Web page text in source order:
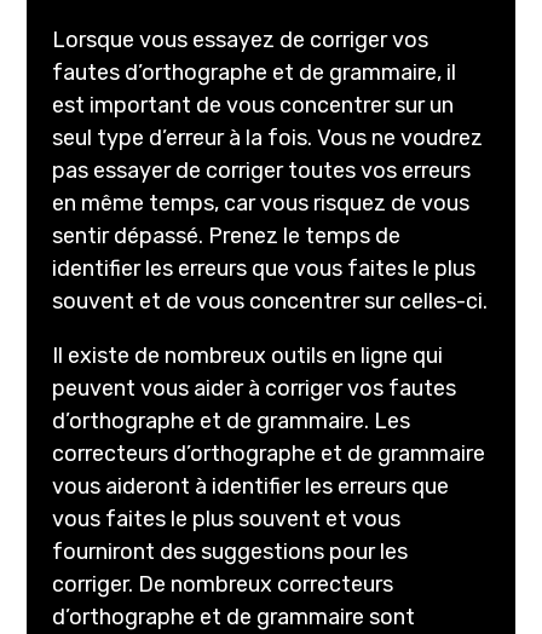
Lorsque vous essayez de corriger vos
fautes d’orthographe et de grammaire, il
est important de vous concentrer sur un
seul type d’erreur à la fois. Vous ne voudrez
pas essayer de corriger toutes vos erreurs
en même temps, car vous risquez de vous
sentir dépassé. Prenez le temps de
identifier les erreurs que vous faites le plus
souvent et de vous concentrer sur celles-ci.
Il existe de nombreux outils en ligne qui
peuvent vous aider à corriger vos fautes
d’orthographe et de grammaire. Les
correcteurs d’orthographe et de grammaire
vous aideront à identifier les erreurs que
vous faites le plus souvent et vous
fourniront des suggestions pour les
corriger. De nombreux correcteurs
d’orthographe et de grammaire sont